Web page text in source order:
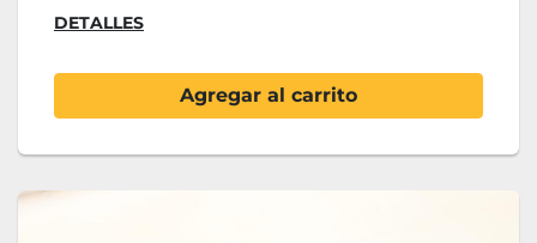
DETALLES
Agregar al carrito